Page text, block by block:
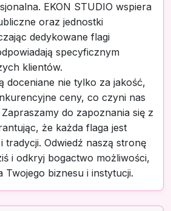
EKON STUDIO wspiera
oraz jednostki
dedykowane flagi
specyficznym
klientów.
doceniane nie tylko za jakość,
ceny, co czyni nas
do zapoznania się z
że każda flaga jest
tradycji. Odwiedź naszą stronę
i odkryj bogactwo możliwości,
Twojego biznesu i instytucji.